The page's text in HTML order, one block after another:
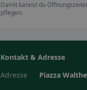
Damit kannst du
pflegen.
Kontakt & Adresse
Adresse
Piazza